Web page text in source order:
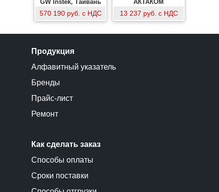
GW Instek, Тайвань
570 190 руб. с НДС
АКТАКОМ
13 237 руб. с НДС
Продукция
Алфавитный указатель
Бренды
Прайс-лист
Ремонт
Как сделать заказ
Способы оплаты
Сроки поставки